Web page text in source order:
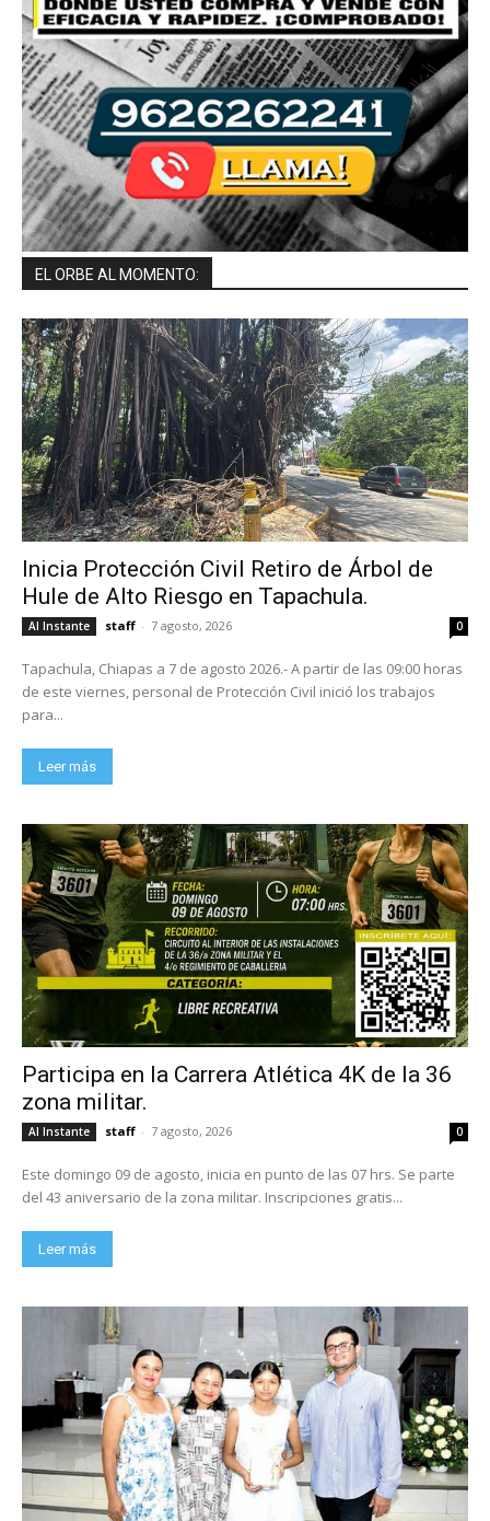
EL ORBE AL MOMENTO:
Inicia Protección Civil Retiro de Árbol de
Hule de Alto Riesgo en Tapachula.
Al Instante staff - 7 agosto, 2026 0
Tapachula, Chiapas a 7 de agosto 2026.- A partir de las 09:00 horas
de este viernes, personal de Protección Civil inició los trabajos
para...
Leer más
Participa en la Carrera Atlética 4K de la 36
zona militar.
Al Instante staff - 7 agosto, 2026 0
Este domingo 09 de agosto, inicia en punto de las 07 hrs. Se parte
del 43 aniversario de la zona militar. Inscripciones gratis...
Leer más